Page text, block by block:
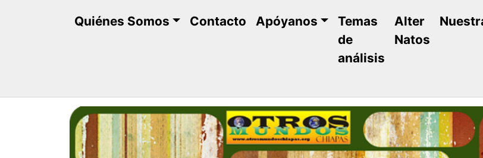
Quiénes Somos Contacto Apóyanos
Temas
de
análisis
Alter
Natos